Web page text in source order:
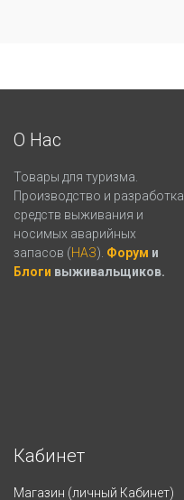
О Нас
Товары для туризма.
Производство и разработка
средств выживания и
носимых аварийных
запасов (НАЗ). Форум и
Блоги выживальщиков.
Кабинет
Магазин (личный Кабинет)